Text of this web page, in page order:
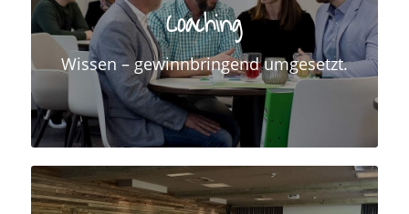
Coaching
Wissen – gewinnbringend umgesetzt.